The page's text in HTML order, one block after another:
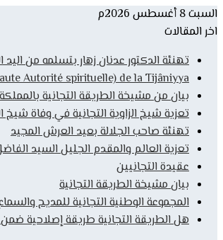
السبت 8 أغسطس 2026م
اخر المقالات
تهنئة الدكتور عدنان زهار بتسلمه من
Autorité spirituelle) de la Tijâniyya
بيان من مشيخة الطريقة التجانية
تعزية شيخ الزاوية التجانية في وفاة
تهنئة صاحب الجلالة بعيد العرش المجيد
تعزية العالم والمقدم الجليل السيد
عقيدة التجانيين
بيان مشيخة الطريقة التجانية
المجموعة الوطنية التجانية للمديح
هل الطريقة التجانية طريقة إصلاحية